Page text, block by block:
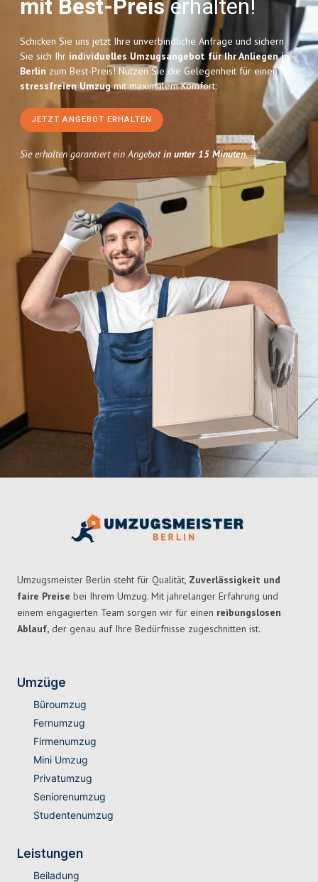
mit Best-Preiserhalten!
Schicken Sie uns jetzt Ihre unverbindliche Anfrage und sichern
Sie sich Ihr individuelles Umzugsangebot für Ihr Anliegen in
Berlin zum Best-Preis! Nutzen Sie die Gelegenheit für einen
stressfreien Umzugmit maximalem Komfort:
JETZT ANGEBOT ERHALTEN
Sie erhalten garantiert ein Angebotin unter 15 Minuten.
Umzugsmeister Berlin steht für Qualität, Zuverlässigkeit und
faire Preise bei Ihrem Umzug. Mit jahrelanger Erfahrung und
einem engagierten Team sorgen wir für einen reibungslosen
Ablauf, der genau auf Ihre Bedürfnisse zugeschnitten ist.
Umzüge
Büroumzug
Fernumzug
Firmenumzug
Mini Umzug
Privatumzug
Seniorenumzug
Studentenumzug
Leistungen
Beiladung